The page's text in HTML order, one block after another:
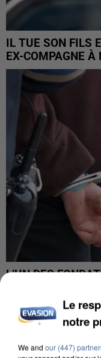
IL TUE SON FILS
EX-COMPAGNE À
L’UN DES
MAFIA
Le
notre
We and our (447)